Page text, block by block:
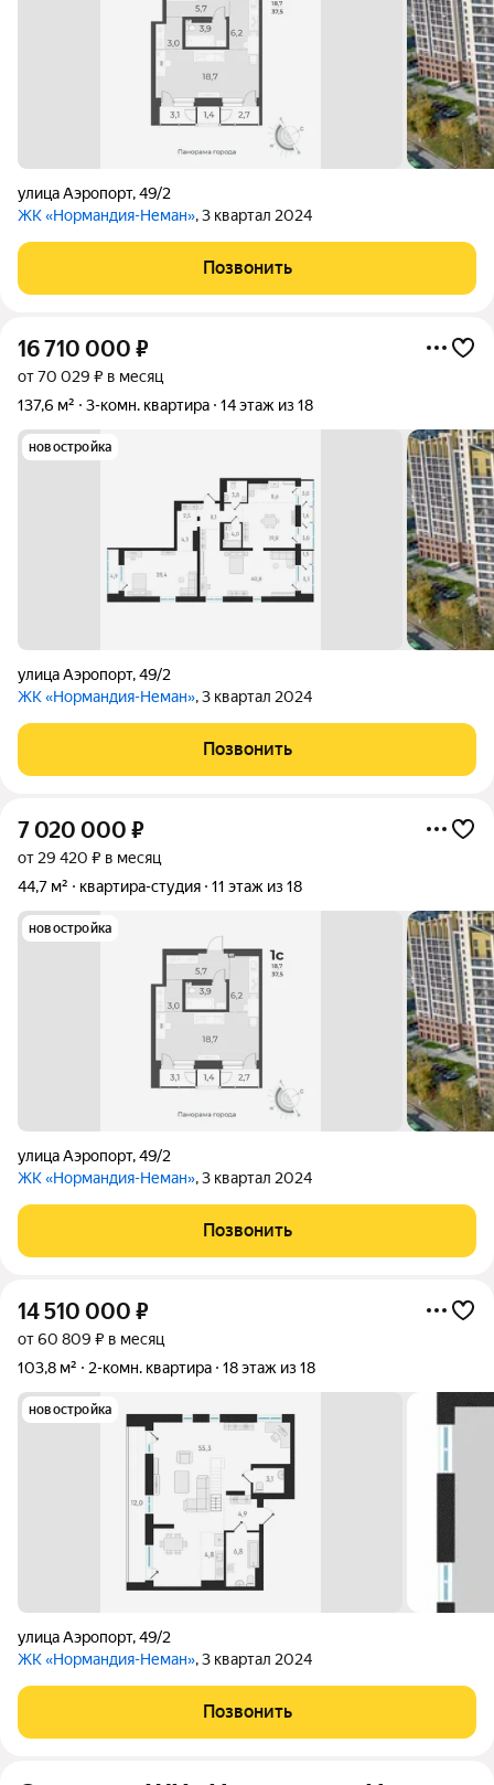
улица Аэропорт,49/2
ЖК «Нормандия-Неман», 3 квартал 2024
Позвонить
16 710 000 ₽
от 70 029 ₽ в месяц
137,6 м²
3-комн. квартира 14 этаж из 18
новостройка
улица Аэропорт,49/2
ЖК «Нормандия-Неман», 3 квартал 2024
Позвонить
7 020 000 ₽
от 29 420 ₽ в месяц
44,7 м²
квартира-студия 11 этаж из 18
новостройка
улица Аэропорт,49/2
ЖК «Нормандия-Неман», 3 квартал 2024
Позвонить
14 510 000 ₽
от 60 809 ₽ в месяц
103,8 м²
2-комн. квартира 18 этаж из 18
новостройка
улица Аэропорт,49/2
ЖК «Нормандия-Неман», 3 квартал 2024
Позвонить